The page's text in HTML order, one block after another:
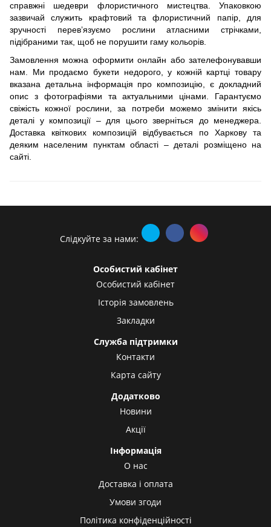
справжні шедеври флористичного мистецтва. Упаковкою
зазвичай служить крафтовий та флористичний папір, для
зручності перев’язуємо рослини атласними стрічками,
підібраними так, щоб не порушити гаму кольорів.
Замовлення можна оформити онлайн або зателефонувавши
нам. Ми продаємо букети недорого, у кожній картці товару
вказана детальна інформація про композицію, є докладний
опис з фотографіями та актуальними цінами. Гарантуємо
свіжість кожної рослини, за потреби можемо змінити якісь
деталі у композиції – для цього зверніться до менеджера.
Доставка квіткових композицій відбувається по Харкову та
деяким населеним пунктам області – деталі розміщено на
сайті.
Слідкуйте за нами:
Особистий кабінет
Особистий кабінет
Історія замовлень
Закладки
Служба підтримки
Контакти
Карта сайту
Додатково
Новини
Акції
Інформація
О нас
Доставка і оплата
Умови згоди
Політика конфіденційності